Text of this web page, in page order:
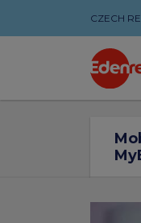
produkty
CZECH